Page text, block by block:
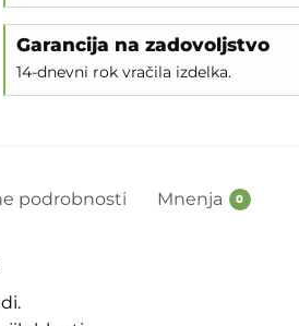
Garancija na zadovoljstvo
14-dnevni rok vračila izdelka.
podrobnosti Mnenja 0